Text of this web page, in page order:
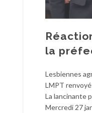
la
Lesbiennes
LMPT
La lancinante
Mercredi 27